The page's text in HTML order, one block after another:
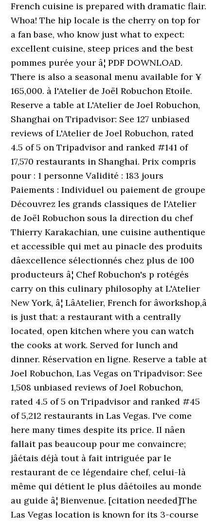
French cuisine is prepared with dramatic flair.
Whoa! The hip locale is the cherry on top for
a fan base, who know just what to expect:
excellent cuisine, steep prices and the best
pommes purée your â¦ PDF DOWNLOAD.
There is also a seasonal menu available for ¥
165,000. à l'Atelier de Joël Robuchon Etoile.
Reserve a table at L'Atelier de Joel Robuchon,
Shanghai on Tripadvisor: See 127 unbiased
reviews of L'Atelier de Joel Robuchon, rated
4.5 of 5 on Tripadvisor and ranked #141 of
17,570 restaurants in Shanghai. Prix compris
pour : 1 personne Validité : 183 jours
Paiements : Individuel ou paiement de groupe
Découvrez les grands classiques de l'Atelier
de Joël Robuchon sous la direction du chef
Thierry Karakachian, une cuisine authentique
et accessible qui met au pinacle des produits
dâexcellence sélectionnés chez plus de 100
producteurs â¦ Chef Robuchon's p rotégés
carry on this culinary philosophy at L'Atelier
New York, â¦ LâAtelier, French for âworkshop,â
is just that: a restaurant with a centrally
located, open kitchen where you can watch
the cooks at work. Served for lunch and
dinner. Réservation en ligne. Reserve a table at
Joel Robuchon, Las Vegas on Tripadvisor: See
1,508 unbiased reviews of Joel Robuchon,
rated 4.5 of 5 on Tripadvisor and ranked #45
of 5,212 restaurants in Las Vegas. I've come
here many times despite its price. Il nâen
fallait pas beaucoup pour me convaincre;
jâétais déjà tout à fait intriguée par le
restaurant de ce légendaire chef, celui-là
même qui détient le plus dâétoiles au monde
au guide â¦ Bienvenue. [citation needed]The
Las Vegas location is known for its 3-course